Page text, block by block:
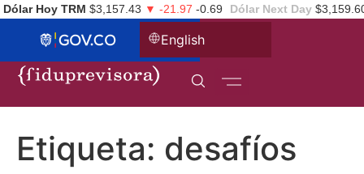
Dólar Hoy TRM $3,157.43 ▼ -21.97 -0.69 Dólar Next Day
English
Etiqueta: desafíos